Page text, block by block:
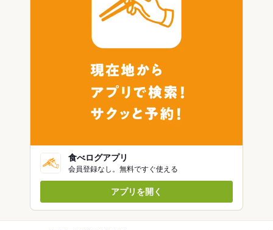
食べログアプリ
会員登録なし。無料ですぐ使える
アプリを開く